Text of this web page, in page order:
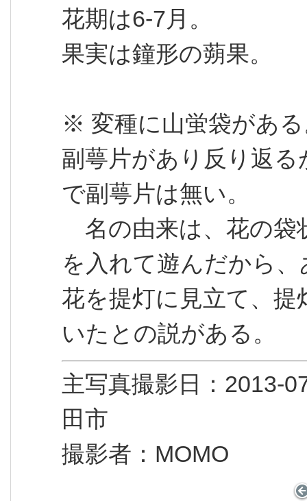
花期は6-7月。
果実は鐘形の蒴果。
※ 変種に山蛍袋があ
副萼片があり反り返
で副萼片は無い。
名の由来は、花の袋
を入れて遊んだから
花を提灯に見立て、
いたとの説がある。
主写真撮影日：
田市
撮影者：MOMO